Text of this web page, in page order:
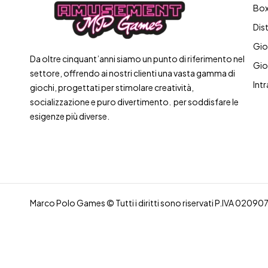
Da oltre cinquant’anni siamo un punto di riferimento nel
settore, offrendo ai nostri clienti una vasta gamma di
giochi, progettati per stimolare creatività,
socializzazione e puro divertimento. per soddisfare le
esigenze più diverse.
Marco Polo Games © Tutti i diritti sono riservati P.IVA